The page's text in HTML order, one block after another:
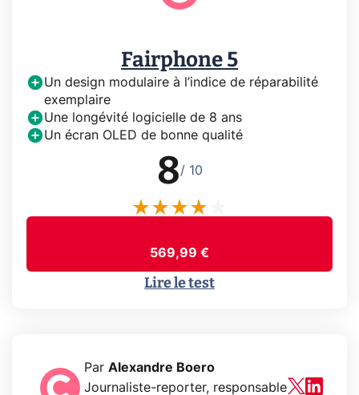
Fairphone 5
Un design modulaire à l’indice de réparabilité
exemplaire
Une longévité logicielle de 8 ans
Un écran OLED de bonne qualité
8/ 10
569,99 €
Lire le test
Par Alexandre Boero
Journaliste-reporter, responsable